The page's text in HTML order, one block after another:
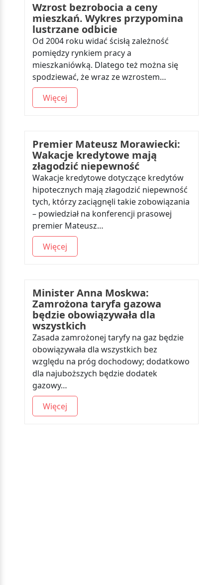
Wzrost bezrobocia a ceny
mieszkań. Wykres przypomina
lustrzane odbicie
Od 2004 roku widać ścisłą zależność
pomiędzy rynkiem pracy a
mieszkaniówką. Dlatego też można się
spodziewać, że wraz ze wzrostem…
Więcej
Premier Mateusz Morawiecki:
Wakacje kredytowe mają
złagodzić niepewność
Wakacje kredytowe dotyczące kredytów
hipotecznych mają złagodzić niepewność
tych, którzy zaciągnęli takie zobowiązania
– powiedział na konferencji prasowej
premier Mateusz…
Więcej
Minister Anna Moskwa:
Zamrożona taryfa gazowa
będzie obowiązywała dla
wszystkich
Zasada zamrożonej taryfy na gaz będzie
obowiązywała dla wszystkich bez
względu na próg dochodowy; dodatkowo
dla najuboższych będzie dodatek
gazowy…
Więcej